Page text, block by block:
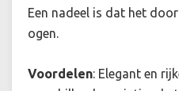
Een nadeel is dat het
ogen.
Voordelen: Elegant en